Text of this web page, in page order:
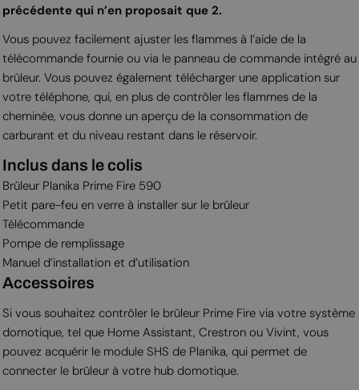
précédente qui n’en proposait que 2.
Vous pouvez facilement ajuster les flammes à l’aide de la
télécommande fournie ou via le panneau de commande intégré au
brûleur. Vous pouvez également télécharger une application sur
votre téléphone, qui, en plus de contrôler les flammes de la
cheminée, vous donne un aperçu de la consommation de
carburant et du niveau restant dans le réservoir.
Inclus dans le colis
Brûleur Planika Prime Fire 590
Petit pare-feu en verre à installer sur le brûleur
Télécommande
Pompe de remplissage
Manuel d’installation et d’utilisation
Accessoires
Si vous souhaitez contrôler le brûleur Prime Fire via votre système
domotique, tel que Home Assistant, Crestron ou Vivint, vous
pouvez acquérir le module SHS de Planika, qui permet de
connecter le brûleur à votre hub domotique.